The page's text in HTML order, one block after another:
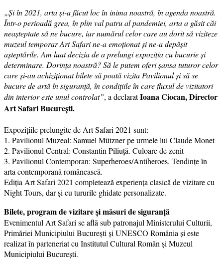
„Și în 2021, arta și-a făcut loc în inima noastră, în agenda noastră.
Într-o perioadă grea, în plin val patru al pandemiei, arta a găsit căi
neașteptate să ne bucure, iar numărul celor care au dorit să viziteze
muzeul temporar Art Safari ne-a emoționat și ne-a depășit
așteptările. Am luat decizia de a prelungi expoziția cu bucurie și
determinare. Dorința noastră? Să le putem oferi șansa tuturor celor
care și-au achiziționat bilete să poată vizita Pavilionul și să se
bucure de artă în siguranță, în condițiile în care fluxul de vizitatori
din interior este unul controlat”, a declaratIoana Ciocan, Director
Art Safari București.
Expozițiile prelungite de Art Safari 2021 sunt:
1. Pavilionul Muzeal: Samuel Mützner pe urmele lui Claude Monet
2. Pavilionul Central: Constantin Piliuță. Culoare de zenit
3. Pavilionul Contemporan: Superheroes/Antiheroes. Tendințe în
arta contemporană românească.
Ediția Art Safari 2021 completează experiența clasică de vizitare cu
Night Tours, dar și cu tururile ghidate personalizate.
Bilete, program de vizitare și măsuri de siguranță
Evenimentul Art Safari se află sub patronajul Ministerului Culturii,
Primăriei Municipiului București și UNESCO România și este
realizat în parteneriat cu Institutul Cultural Român și Muzeul
Municipiului București.